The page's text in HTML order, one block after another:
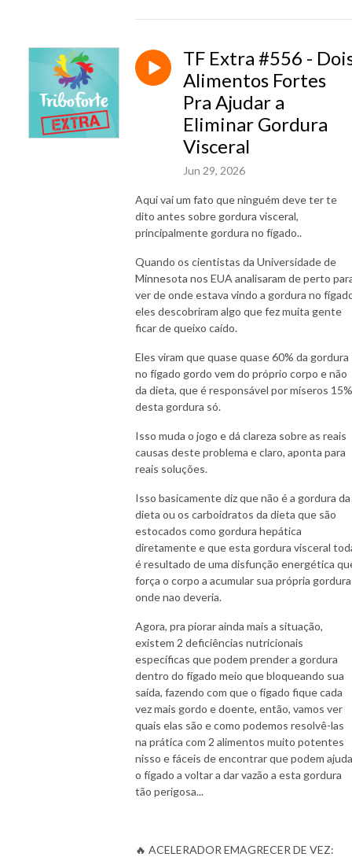
TF Extra #556 -
Alimentos Fortes
Pra Ajudar a
Eliminar Gordura
Visceral
Jun 29, 2026
Aqui vai um fato que ninguém deve ter te
dito antes sobre gordura visceral,
principalmente gordura no fígado..
Quando os cientistas da Universidade de
Minnesota nos EUA analisaram de perto
ver de onde estava vindo a gordura no
eles descobriram algo que fez muita gente
ficar de queixo caído.
Eles viram que quase quase 60% da gordura
no fígado gordo vem do próprio corpo e não
da dieta, que é responsável por míseros 15%
desta gordura só.
Isso muda o jogo e dá clareza sobre as reais
causas deste problema e claro, aponta para
reais soluções.
Isso basicamente diz que não é a gordura da
dieta ou os carboidratos da dieta que são
estocados como gordura hepática
diretamente e que esta gordura visceral
é resultado de uma disfunção energética
força o corpo a acumular sua própria gordura
onde nao deveria.
Agora, pra piorar ainda mais a situação,
existem 2 deficiências nutricionais
específicas que podem prender a gordura
dentro do fígado meio que bloqueando sua
saída, fazendo com que o fígado fique cada
vez mais gordo e doente, então, vamos ver
quais elas são e como podemos resolvê-las
na prática com 2 alimentos muito potentes
nisso e fáceis de encontrar que podem
o fígado a voltar a dar vazão a esta gordura
tão perigosa...
🔥 ACELERADOR EMAGRECER DE VEZ: